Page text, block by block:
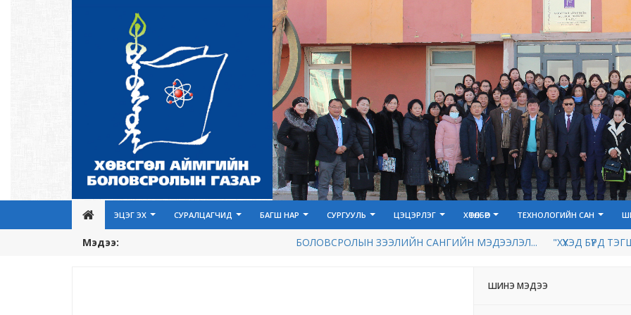
ЭЦЭГ ЭХ СУРАЛЦАГЧИД БАГШ НАР СУРГУУЛЬ ЦЭЦЭРЛЭГ ХӨТӨЛБӨР ТЕХНОЛОГИЙН САН
Мэдээ: БОЛОВСРОЛЫН ЗЭЭЛИЙН САНГИЙН МЭДЭЭЛЭЛ... "ХҮҮХЭД БҮРД
ШИНЭ МЭДЭЭ